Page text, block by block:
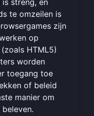
te omzeilen is
zijn
op
HTML5)
worden
toegang toe
of beleid
manier om